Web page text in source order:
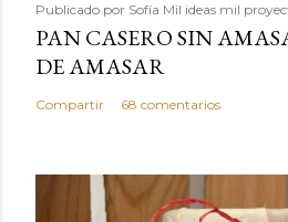
Publicado por Sofía Mil ideas mil
PAN CASERO SIN
DE AMASAR
Compartir 68 comentarios